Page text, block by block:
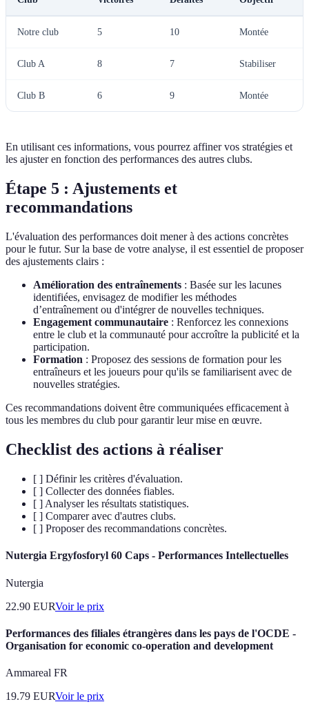
Notre club 5 10 Montée
Club A 8 7 Stabiliser
Club B 6 9 Montée
En utilisant ces informations, vous pourrez affiner vos stratégies et
les ajuster en fonction des performances des autres clubs.
Étape 5 : Ajustements et
recommandations
L'évaluation des performances doit mener à des actions concrètes
pour le futur. Sur la base de votre analyse, il est essentiel de proposer
des ajustements clairs :
Amélioration des entraînements : Basée sur les lacunes
identifiées, envisagez de modifier les méthodes
d’entraînement ou d'intégrer de nouvelles techniques.
Engagement communautaire : Renforcez les connexions
entre le club et la communauté pour accroître la publicité et la
participation.
Formation : Proposez des sessions de formation pour les
entraîneurs et les joueurs pour qu'ils se familiarisent avec de
nouvelles stratégies.
Ces recommandations doivent être communiquées efficacement à
tous les membres du club pour garantir leur mise en œuvre.
Checklist des actions à réaliser
[ ] Définir les critères d'évaluation.
[ ] Collecter des données fiables.
[ ] Analyser les résultats statistiques.
[ ] Comparer avec d'autres clubs.
[ ] Proposer des recommandations concrètes.
Nutergia Ergyfosforyl 60 Caps - Performances Intellectuelles
Nutergia
22.90 EURVoir le prix
Performances des filiales étrangères dans les pays de l'OCDE -
Organisation for economic co-operation and development
Ammareal FR
19.79 EURVoir le prix